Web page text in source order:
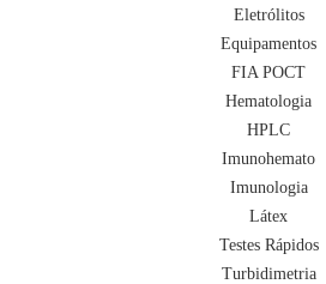
Eletrólitos
Equipamentos
FIA POCT
Hematologia
HPLC
Imunohemato
Imunologia
Látex
Testes Rápidos
Turbidimetria